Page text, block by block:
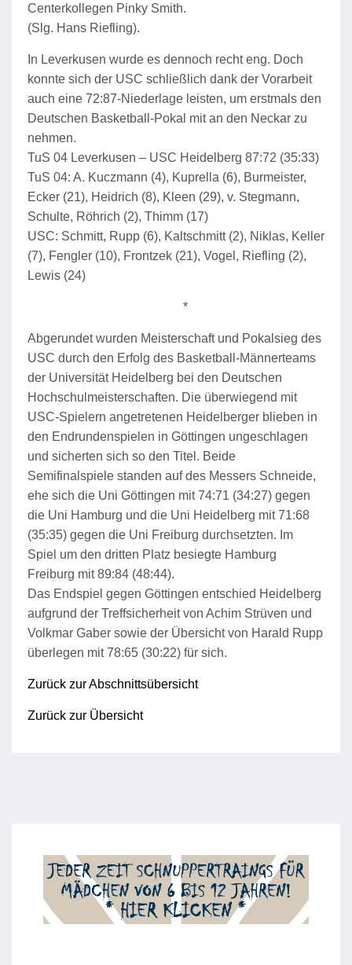
Centerkollegen Pinky Smith.
(Slg. Hans Riefling).
In Leverkusen wurde es dennoch recht eng. Doch
konnte sich der USC schließlich dank der Vorarbeit
auch eine 72:87-Niederlage leisten, um erstmals den
Deutschen Basketball-Pokal mit an den Neckar zu
nehmen.
TuS 04 Leverkusen – USC Heidelberg 87:72 (35:33)
TuS 04: A. Kuczmann (4), Kuprella (6), Burmeister,
Ecker (21), Heidrich (8), Kleen (29), v. Stegmann,
Schulte, Röhrich (2), Thimm (17)
USC: Schmitt, Rupp (6), Kaltschmitt (2), Niklas, Keller
(7), Fengler (10), Frontzek (21), Vogel, Riefling (2),
Lewis (24)
*
Abgerundet wurden Meisterschaft und Pokalsieg des
USC durch den Erfolg des Basketball-Männerteams
der Universität Heidelberg bei den Deutschen
Hochschulmeisterschaften. Die überwiegend mit
USC-Spielern angetretenen Heidelberger blieben in
den Endrundenspielen in Göttingen ungeschlagen
und sicherten sich so den Titel. Beide
Semifinalspiele standen auf des Messers Schneide,
ehe sich die Uni Göttingen mit 74:71 (34:27) gegen
die Uni Hamburg und die Uni Heidelberg mit 71:68
(35:35) gegen die Uni Freiburg durchsetzten. Im
Spiel um den dritten Platz besiegte Hamburg
Freiburg mit 89:84 (48:44).
Das Endspiel gegen Göttingen entschied Heidelberg
aufgrund der Treffsicherheit von Achim Strüven und
Volkmar Gaber sowie der Übersicht von Harald Rupp
überlegen mit 78:65 (30:22) für sich.
Zurück zur Abschnittsübersicht
Zurück zur Übersicht